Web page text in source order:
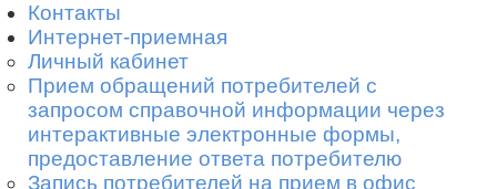
Контакты
Интернет-приемная
Личный кабинет
Прием обращений потребителей с
запросом справочной информации через
интерактивные электронные формы,
предоставление ответа потребителю
Запись потребителей на прием в офис